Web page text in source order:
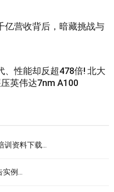
亿营收背后，暗藏挑战与
、性能却反超478倍! 北大
英伟达7nm A100
训资料下载...
例...